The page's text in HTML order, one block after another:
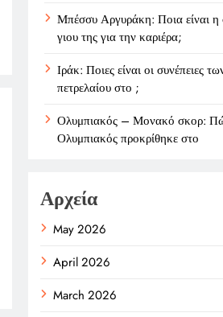
Μπέσσυ Αργυράκη: Ποια είναι η
γιου της για την καριέρα;
Ιράκ: Ποιες είναι οι συνέπειες
πετρελαίου στο ;
Ολυμπιακός – Μονακό σκορ:
Ολυμπιακός προκρίθηκε στο
Αρχεία
May 2026
April 2026
March 2026